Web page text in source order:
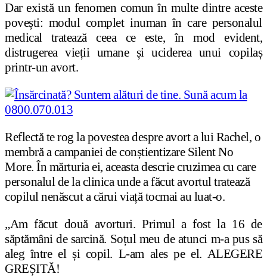
Dar există un fenomen comun în multe dintre aceste
povești: modul complet inuman în care personalul
medical tratează ceea ce este, în mod evident,
distrugerea vieții umane și uciderea unui copilaș
printr-un avort.
Reflectă te rog la povestea despre avort a lui Rachel, o
membră a campaniei de conștientizare Silent No
More. În mărturia ei, aceasta descrie cruzimea cu care
personalul de la clinica unde a făcut avortul tratează
copilul nenăscut a cărui viață tocmai au luat-o.
„Am făcut două avorturi. Primul a fost la 16 de
săptămâni de sarcină. Soțul meu de atunci m-a pus să
aleg între el și copil. L-am ales pe el. ALEGERE
GREȘITĂ!